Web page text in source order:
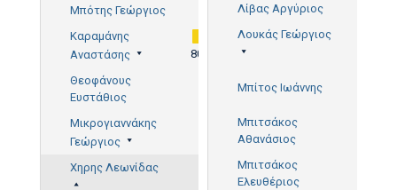
Μπότης Γεώργιος
Καραμάνης
Αναστάσης
80'
Θεοφάνους
Ευστάθιος
Μικρογιαννάκης
Γεώργιος
Χηρης Λεωνίδας
Λίβας Αργύριος
Λουκάς Γεώργιος
Μπίτος Ιωάννης
Μπιτσάκος
Αθανάσιος
Μπιτσάκος
Ελευθέριος